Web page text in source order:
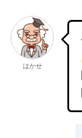
はかせ